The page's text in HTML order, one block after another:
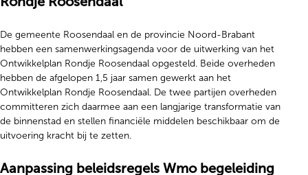
De gemeente Roosendaal en de provincie Noord-Brabant
hebben een samenwerkingsagenda voor de uitwerking van het
Ontwikkelplan Rondje Roosendaal opgesteld. Beide overheden
hebben de afgelopen 1,5 jaar samen gewerkt aan het
Ontwikkelplan Rondje Roosendaal. De twee partijen overheden
committeren zich daarmee aan een langjarige transformatie van
de binnenstad en stellen financiële middelen beschikbaar om de
uitvoering kracht bij te zetten.
Aanpassing beleidsregels Wmo begeleiding